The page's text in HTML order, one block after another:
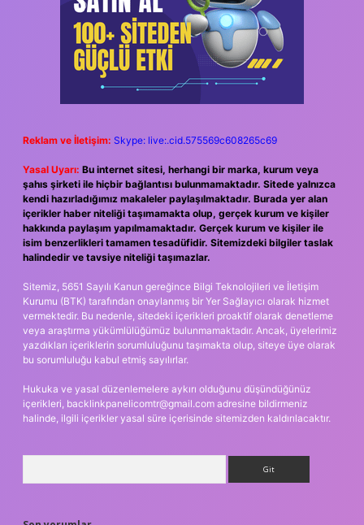
Reklam ve İletişim: Skype: live:.cid.575569c608265c69
Yasal Uyarı: Bu internet sitesi, herhangi bir marka, kurum veya
şahıs şirketi ile hiçbir bağlantısı bulunmamaktadır. Sitede yalnızca
kendi hazırladığımız makaleler paylaşılmaktadır. Burada yer alan
içerikler haber niteliği taşımamakta olup, gerçek kurum ve kişiler
hakkında paylaşım yapılmamaktadır. Gerçek kurum ve kişiler ile
isim benzerlikleri tamamen tesadüfidir. Sitemizdeki bilgiler taslak
halindedir ve tavsiye niteliği taşımazlar.
Sitemiz, 5651 Sayılı Kanun gereğince Bilgi Teknolojileri ve İletişim
Kurumu (BTK) tarafından onaylanmış bir Yer Sağlayıcı olarak hizmet
vermektedir. Bu nedenle, sitedeki içerikleri proaktif olarak denetleme
veya araştırma yükümlülüğümüz bulunmamaktadır. Ancak, üyelerimiz
yazdıkları içeriklerin sorumluluğunu taşımakta olup, siteye üye olarak
bu sorumluluğu kabul etmiş sayılırlar.
Hukuka ve yasal düzenlemelere aykırı olduğunu düşündüğünüz
içerikleri, backlinkpanelicomtr@gmail.com adresine bildirmeniz
halinde, ilgili içerikler yasal süre içerisinde sitemizden kaldırılacaktır.